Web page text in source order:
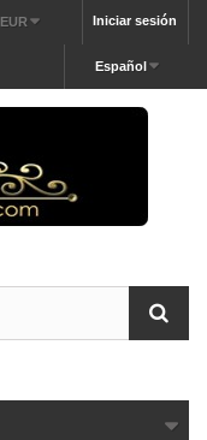
Iniciar sesión
EUR
Español